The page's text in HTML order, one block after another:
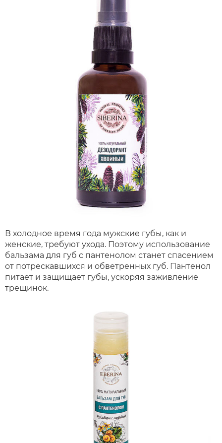
В холодное время года мужские губы, как и
женские, требуют ухода. Поэтому использование
бальзама для губ с пантенолом станет спасением
от потрескавшихся и обветренных губ. Пантенол
питает и защищает губы, ускоряя заживление
трещинок.